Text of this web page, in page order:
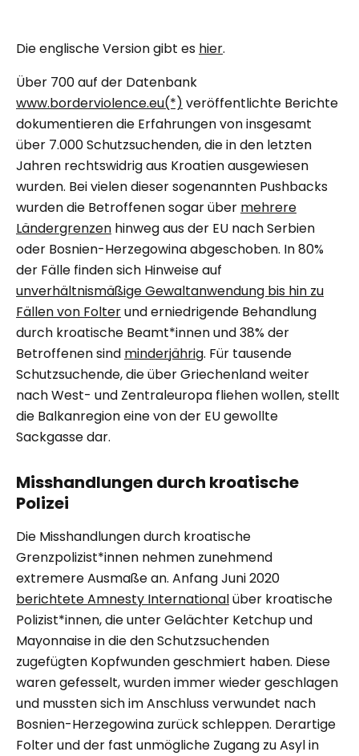
Die englische Version gibt es hier.
Über 700 auf der Datenbank
www.borderviolence.eu(*) veröffentlichte Berichte
dokumentieren die Erfahrungen von insgesamt
über 7.000 Schutzsuchenden, die in den letzten
Jahren rechtswidrig aus Kroatien ausgewiesen
wurden. Bei vielen dieser sogenannten Pushbacks
wurden die Betroffenen sogar über mehrere
Ländergrenzen hinweg aus der EU nach Serbien
oder Bosnien-Herzegowina abgeschoben. In 80%
der Fälle finden sich Hinweise auf
unverhältnismäßige Gewaltanwendung bis hin zu
Fällen von Folterund erniedrigende Behandlung
durch kroatische Beamt*innen und 38% der
Betroffenen sind minderjährig. Für tausende
Schutzsuchende, die über Griechenland weiter
nach West- und Zentraleuropa fliehen wollen, stellt
die Balkanregion eine von der EU gewollte
Sackgasse dar.
Misshandlungen durch kroatische
Polizei
Die Misshandlungen durch kroatische
Grenzpolizist*innen nehmen zunehmend
extremere Ausmaße an. Anfang Juni 2020
berichtete Amnesty Internationalüber kroatische
Polizist*innen, die unter Gelächter Ketchup und
Mayonnaise in die den Schutzsuchenden
zugefügten Kopfwunden geschmiert haben. Diese
waren gefesselt, wurden immer wieder geschlagen
und mussten sich im Anschluss verwundet nach
Bosnien-Herzegowina zurück schleppen. Derartige
Folter und der fast unmögliche Zugang zu Asyl in